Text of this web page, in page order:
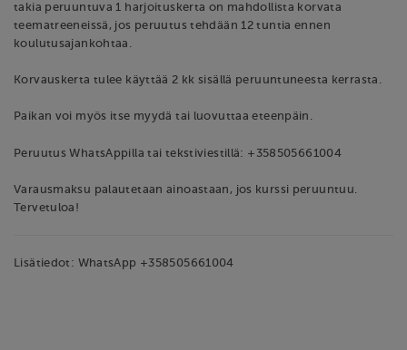
takia peruuntuva 1 harjoituskerta on mahdollista korvata
teematreeneissä, jos peruutus tehdään 12 tuntia ennen
koulutusajankohtaa.
Korvauskerta tulee käyttää 2 kk sisällä peruuntuneesta kerrasta.
Paikan voi myös itse myydä tai luovuttaa eteenpäin.
Peruutus WhatsAppilla tai tekstiviestillä: +358505661004
Varausmaksu palautetaan ainoastaan, jos kurssi peruuntuu.
Tervetuloa!
Lisätiedot: WhatsApp +358505661004